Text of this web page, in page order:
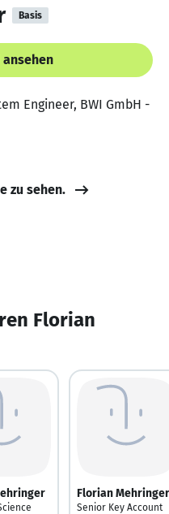
Basis
ansehen
Engineer, BWI GmbH -
zu sehen.
Florian
Florian Mehringer
Senior Key Account